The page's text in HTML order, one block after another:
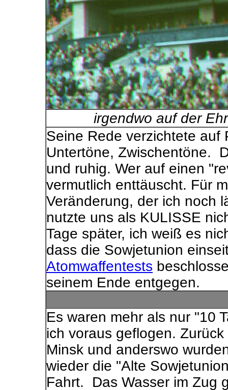
irgendwo auf der
Seine Rede verzichtete auf
Untertöne, Zwischentöne.
und ruhig. Wer auf einen
vermutlich enttäuscht. Für
Veränderung, der ich noch
nutzte uns als KULISSE
Tage später, ich weiß es
dass die Sowjetunion
Atomwaffentests
seinem Ende entgegen.
Es waren mehr als nur "10
ich voraus geflogen.
Minsk und anderswo
wieder die "Alte
Fahrt. Das Wasser im Zug